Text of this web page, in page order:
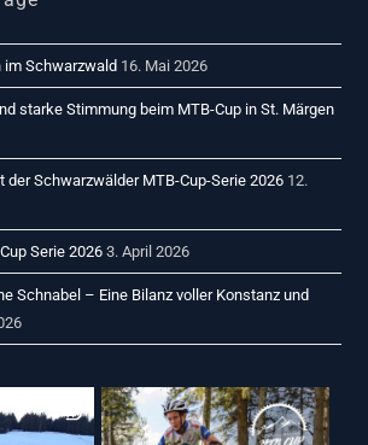
im Schwarzwald 16. Mai 2026
starke Stimmung beim MTB-Cup in St. Märgen
Schwarzwälder MTB-Cup-Serie 2026 12.
Serie 2026 3. April 2026
Schnabel – Eine Bilanz voller Konstanz und